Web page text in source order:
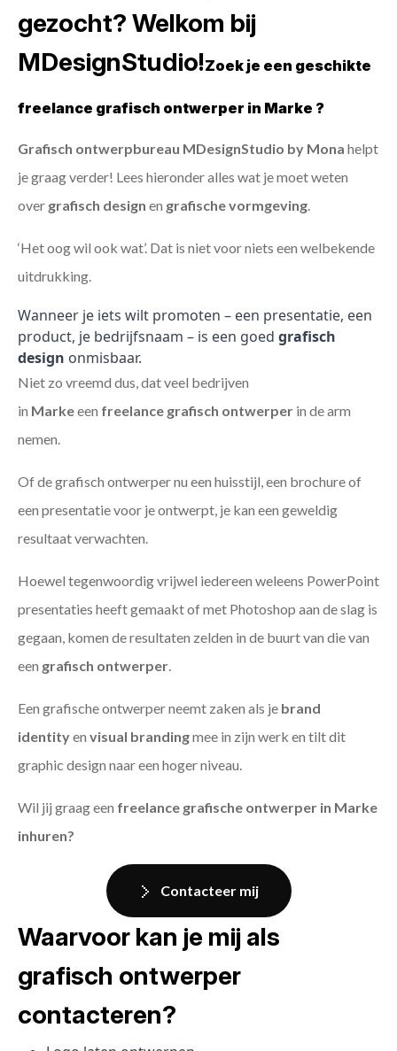
gezocht? Welkom bij
MDesignStudio!Zoek je een geschikte
freelance grafisch ontwerper in Marke ?
Grafisch ontwerpbureau MDesignStudio by Mona helpt
je graag verder! Lees hieronder alles wat je moet weten
over grafisch design en grafische vormgeving
‘Het oog wil ook wat’. Dat is niet voor niets een welbekende
uitdrukking.
Wanneer je iets wilt promoten – een presentatie, een
product, je bedrijfsnaam – is een goed grafisch
design onmisbaar.
Niet zo vreemd dus, dat veel bedrijven
in Markeeen freelance grafisch ontwerper in de arm
nemen.
Of de grafisch ontwerper nu een huisstijl, een brochure of
een presentatie voor je ontwerpt, je kan een geweldig
resultaat verwachten.
Hoewel tegenwoordig vrijwel iedereen weleens PowerPoint
presentaties heeft gemaakt of met Photoshop aan de slag is
gegaan, komen de resultaten zelden in de buurt van die van
een grafisch ontwerper
Een grafische ontwerper neemt zaken als je brand
identityen visual brandingmee in zijn werk en tilt dit
graphic design naar een hoger niveau.
Wil jij graag een freelance grafische ontwerper in Marke
inhuren?
Contacteer mij
Waarvoor kan je mij als
grafisch ontwerper
contacteren?